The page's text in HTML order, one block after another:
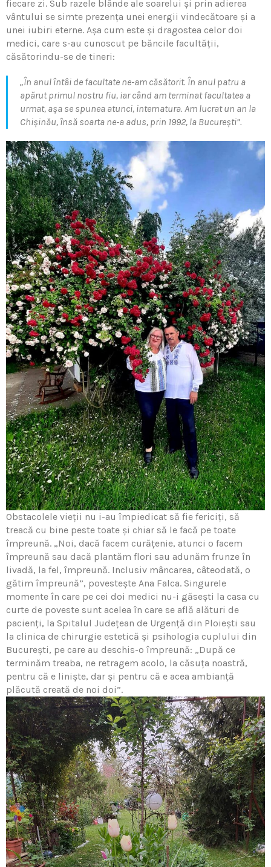
fiecare zi. Sub razele blânde ale soarelui și prin adierea
vântului se simte prezenţa unei energii vindecătoare și a
unei iubiri eterne. Așa cum este și dragostea celor doi
medici, care s-au cunoscut pe băncile facultăţii,
căsătorindu-se de tineri:
„În anul întâi de facultate ne-am căsătorit. În anul patru a
apărut primul nostru fiu, iar când am terminat facultatea a
urmat, așa se spunea atunci, internatura. Am lucrat un an la
Chișinău, însă soarta ne-a adus, prin 1992, la București”.
Obstacolele vieţii nu i-au împiedicat să fie fericiţi, să
treacă cu bine peste toate și chiar să le facă pe toate
împreună. „Noi, dacă facem curăţenie, atunci o facem
împreună sau dacă plantăm flori sau adunăm frunze în
livadă, la fel, împreună. Inclusiv mâncarea, câteodată, o
gătim împreună”, povestește Ana Falca. Singurele
momente în care pe cei doi medici nu-i găsești la casa cu
curte de poveste sunt acelea în care se află alături de
pacienţi, la Spitalul Judeţean de Urgenţă din Ploiești sau
la clinica de chirurgie estetică și psihologia cuplului din
București, pe care au deschis-o împreună: „După ce
terminăm treaba, ne retragem acolo, la căsuţa noastră,
pentru că e liniște, dar și pentru că e acea ambianţă
plăcută creată de noi doi”.